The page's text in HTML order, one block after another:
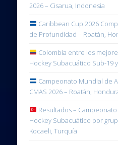
2026 – Cisarua, Indonesia
Caribbean Cup 2026
de Profundidad – Roatán,
Colombia entre los
Hockey Subacuático Sub-19
Campeonato Mundial de
CMAS 2026 – Roatán,
Resultados –
Hockey Subacuático por
Kocaeli, Turquía